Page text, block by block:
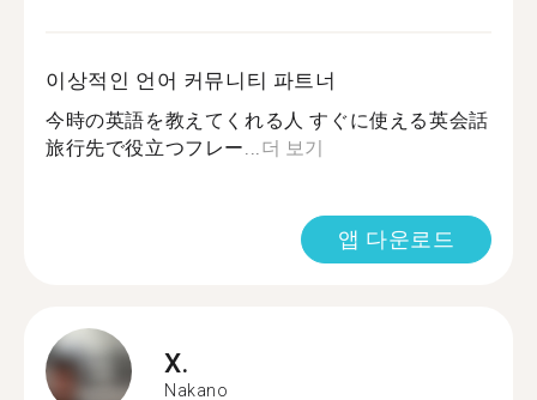
이상적인 언어 커뮤니티 파트너
今時の英語を教えてくれる人 すぐに使える英会話
旅行先で役立つフレー...더 보기
앱 다운로드
X.
Nakano